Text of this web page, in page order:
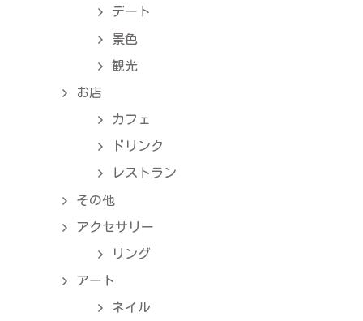
デート
景色
観光
お店
カフェ
ドリンク
レストラン
その他
アクセサリー
リング
アート
ネイル